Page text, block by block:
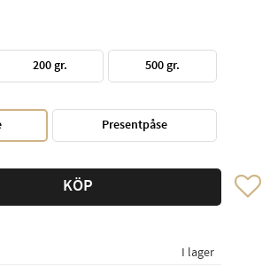
200 gr. 500 gr.
Presentpåse
KÖP Lägg
I lager